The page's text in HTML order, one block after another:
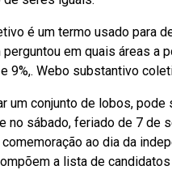
é um termo usado para
em quais áreas a
9%,. Webo substantivo
um conjunto de lobos,
no sábado, feriado de 7 de
ao dia da
a lista de